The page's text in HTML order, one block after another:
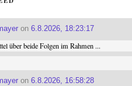
on6.8.2026, 18:23:17
über beide Folgen im Rahmen ...
on6.8.2026, 16:58:28